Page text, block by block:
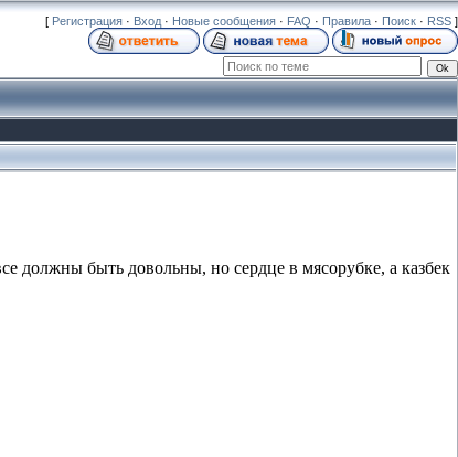
[ Регистрация · Вход · Новые сообщения · FAQ · Правила · Поиск · RSS ]
должны быть довольны, но сердце в мясорубке, а казбек